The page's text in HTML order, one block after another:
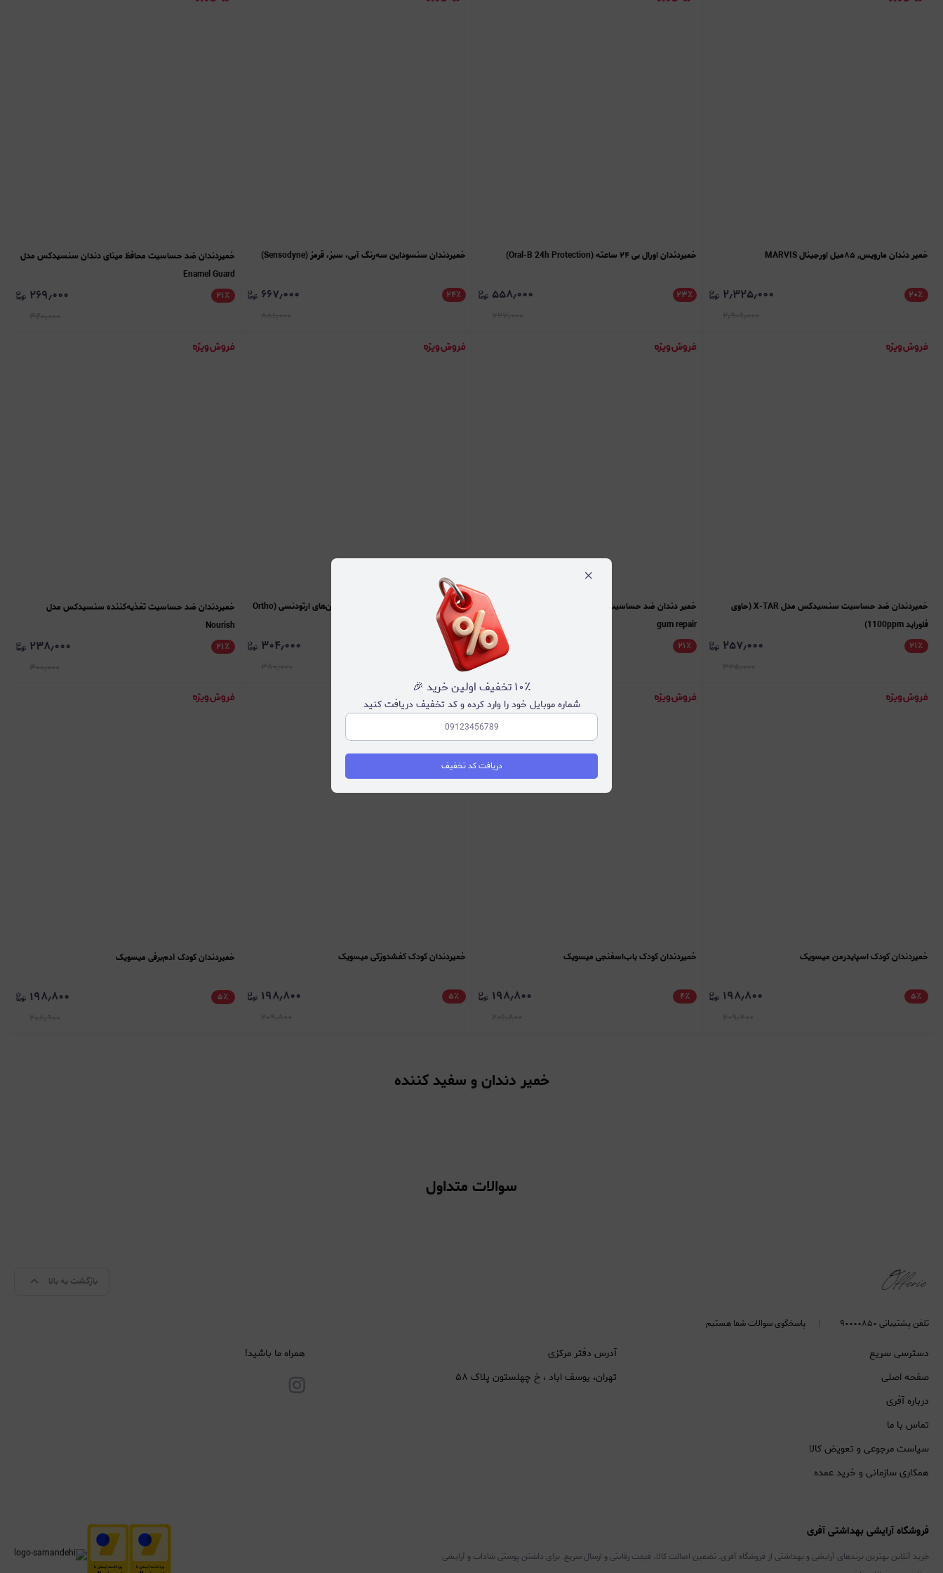
خمیر دندان مارویس, ۸۵میل اورجینال MARVIS
۲۰٪ ۲٫۳۲۵٫۰۰۰
خمیردندان اورال بی ۲۴ ساعته (Oral-B 24h Protection)
۲۳٪ ۵۵۸٫۰۰۰
خمیردندان سنسوداین سه‌رنگ آبی، سبز، قرمز (Sensodyne)
۲۴٪ ۶۶۷٫۰۰۰
خمیردندان ضد حساسیت محافظ مینای دندان سنسیدکس مدل
Enamel Guard
۲۱٪ ۲۶۹٫۰۰۰
خمیردندان ضد حساسیت سنسیدکس مدل X-TAR (حاوی
فلوراید 1100ppm)
۲۱٪ ۲۵۷٫۰۰۰
خمیر دندان ضد حساسیت و ترمیم کننده لثه سنیدکس مدل
gum repair
۲۱٪ ۲۶۹٫۰۰۰
خمیردندان ضدحساسیت مخصوص دندان‌های ارتودنسی (Ortho
Care)
۲۰٪ ۳۰۴٫۰۰۰
خمیردندان ضد حساسیت تغذیه‌کننده سنسیدکس مدل
Nourish
۲۱٪ ۲۳۸٫۰۰۰
خمیردندان کودک اسپایدرمن میسویک
۵٪ ۱۹۸٫۸۰۰
خمیردندان کودک باب‌اسفنجی میسویک
۴٪ ۱۹۸٫۸۰۰
خمیردندان کودک کفشدوزکی میسویک
۵٪ ۱۹۸٫۸۰۰
خمیردندان کودک آدم‌برفی میسویک
۵٪ ۱۹۸٫۸۰۰
خمیر دندان و سفید کننده
سوالات متداول
بازگشت به بالا
تلفن پشتیبانی ۹۰۰۰۰۸۵۰ پاسخگوی سوالات شما هستیم
دسترسی سریع
صفحه اصلی
درباره آفری
تماس با ما
سیاست مرجوعی و تعویض کالا
همکاری سازمانی و خرید عمده
آدرس دفتر مرکزی
تهران، یوسف اباد ، خ چهلستون پلاک ۵۸
همراه ما باشید!
فروشگاه آرایشی بهداشتی آفری
خرید آنلاین بهترین برندهای آرایشی و بهداشتی از فروشگاه آفری. تضمین اصالت کالا، قیمت رقابتی و ارسال سریع. برای داشتن پوستی شاداب و آرایشی
×
۱۰٪ تخفیف اولین خرید 🎉
شماره موبایل خود را وارد کرده و کد تخفیف دریافت کنید
دریافت کد تخفیف